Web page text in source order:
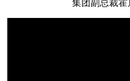
集团副总裁霍